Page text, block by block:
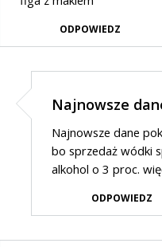
ODPOWIEDZ
Najnowsze
Najnowsze dane
bo sprzedaż wódki
alkohol o 3 proc.
ODPOWIEDZ